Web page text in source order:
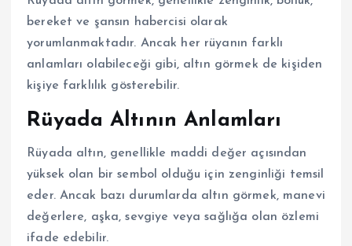
bereket ve şansın habercisi olarak
yorumlanmaktadır. Ancak her rüyanın farklı
anlamları olabileceği gibi, altın görmek de kişiden
kişiye farklılık gösterebilir.
Rüyada Altının Anlamları
Rüyada altın, genellikle maddi değer açısından
yüksek olan bir sembol olduğu için zenginliği temsil
eder. Ancak bazı durumlarda altın görmek, manevi
değerlere, aşka, sevgiye veya sağlığa olan özlemi
ifade edebilir.